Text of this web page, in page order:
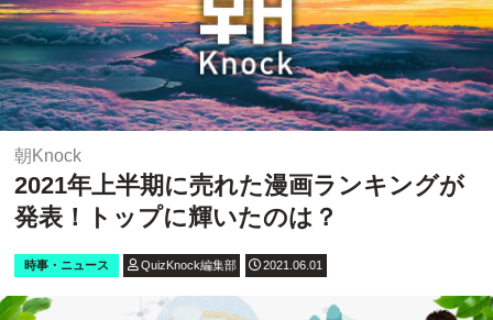
朝Knock
2021年上半期に売れた漫画ランキングが
発表！トップに輝いたのは？
時事・ニュース QuizKnock編集部 2021.06.01